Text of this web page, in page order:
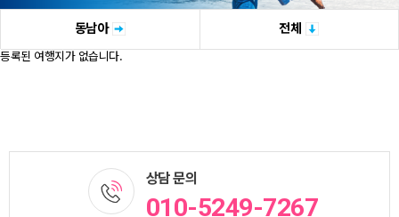
동남아 전체
등록된 여행지가 없습니다.
상담 문의
010-5249-7267